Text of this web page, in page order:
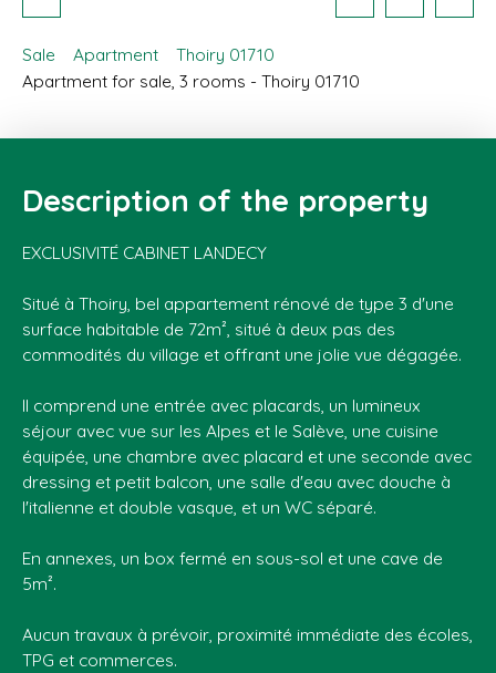
Sale Apartment
Thoiry 01710
Apartment for sale, 3 rooms - Thoiry 01710
Description of the property
EXCLUSIVITÉ CABINET LANDECY
Situé à Thoiry, bel appartement rénové de type 3 d'une
surface habitable de 72m², situé à deux pas des
commodités du village et offrant une jolie vue dégagée.
Il comprend une entrée avec placards, un lumineux
séjour avec vue sur les Alpes et le Salève, une cuisine
équipée, une chambre avec placard et une seconde avec
dressing et petit balcon, une salle d'eau avec douche à
l'italienne et double vasque, et un WC séparé.
En annexes, un box fermé en sous-sol et une cave de
5m².
Aucun travaux à prévoir, proximité immédiate des écoles,
TPG et commerces.